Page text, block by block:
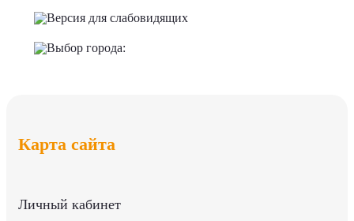
Версия для слабовидящих
Выбор города:
Карта сайта
Личный кабинет